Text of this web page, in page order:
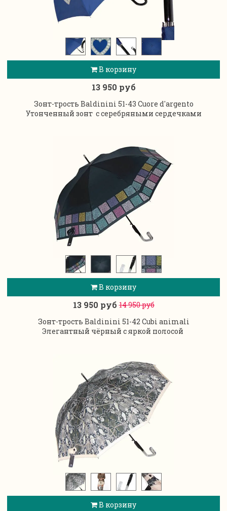
В корзину
13 950 руб
Зонт-трость Baldinini 51-43 Cuore d'argento
Утонченный зонт с серебряными сердечками
В корзину
13 950 руб14 950 руб
Зонт-трость Baldinini 51-42 Cubi animali
Элегантный чёрный с яркой полосой
В корзину